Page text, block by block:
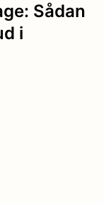
Sådan
i